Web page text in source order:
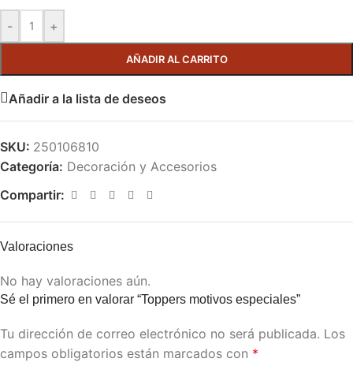
- +
AÑADIR AL CARRITO
Añadir a la lista de deseos
SKU: 250106810
Categoría: Decoración y Accesorios
Compartir:
Valoraciones
No hay valoraciones aún.
Sé el primero en valorar “Toppers motivos especiales”
Tu dirección de correo electrónico no será publicada. Los
campos obligatorios están marcados con *